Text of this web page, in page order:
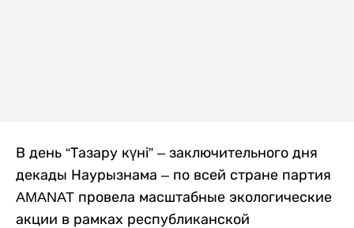
В день “Тазару күні” – заключительного дня
декады Наурызнама – по всей стране партия
AMANAT провела масштабные экологические
акции в рамках республиканской